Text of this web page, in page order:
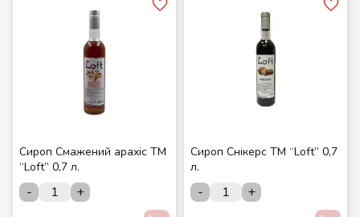
Сироп Смажений арахіс ТМ
“Loft” 0,7 л.
-
+
Сироп Снікерс ТМ “Loft” 0,7
л.
-
+